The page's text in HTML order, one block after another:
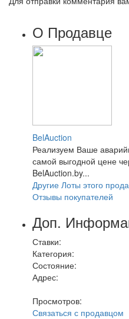
О Продавце
BelAuction
Реализуем Ваше
самой выгодной цене
BelAuction.by...
Другие Лоты этого
Отзывы покупателей
Доп.
Ставки:
Категория:
Состояние:
Адрес:
Просмотров:
Связаться с продавцом